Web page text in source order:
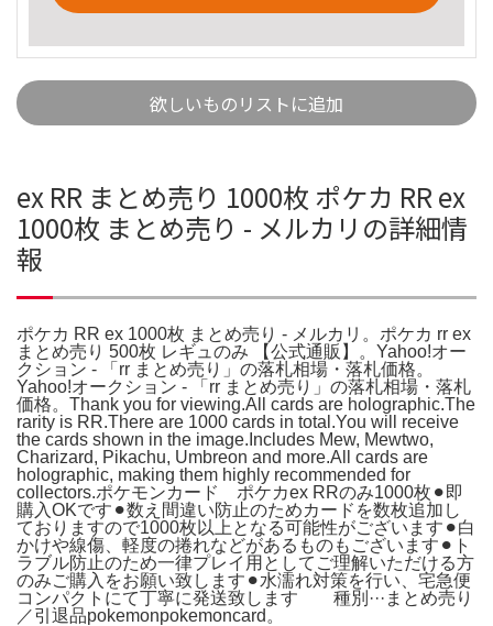
欲しいものリストに追加
ex RR まとめ売り 1000枚 ポケカ RR ex
1000枚 まとめ売り - メルカリの詳細情
報
ポケカ RR ex 1000枚 まとめ売り - メルカリ。ポケカ rr ex
まとめ売り 500枚 レギュのみ 【公式通販】。Yahoo!オー
クション - 「rr まとめ売り」の落札相場・落札価格。
Yahoo!オークション - 「rr まとめ売り」の落札相場・落札
価格。Thank you for viewing.All cards are holographic.The
rarity is RR.There are 1000 cards in total.You will receive
the cards shown in the image.Includes Mew, Mewtwo,
Charizard, Pikachu, Umbreon and more.All cards are
holographic, making them highly recommended for
collectors.ポケモンカード ポケカex RRのみ1000枚⚫︎即
購入OKです⚫︎数え間違い防止のためカードを数枚追加し
ておりますので1000枚以上となる可能性がございます⚫︎白
かけや線傷、軽度の捲れなどがあるものもございます⚫︎ト
ラブル防止のため一律プレイ用としてご理解いただける方
のみご購入をお願い致します⚫︎水濡れ対策を行い、宅急便
コンパクトにて丁寧に発送致します 種別···まとめ売り
／引退品pokemonpokemoncard。